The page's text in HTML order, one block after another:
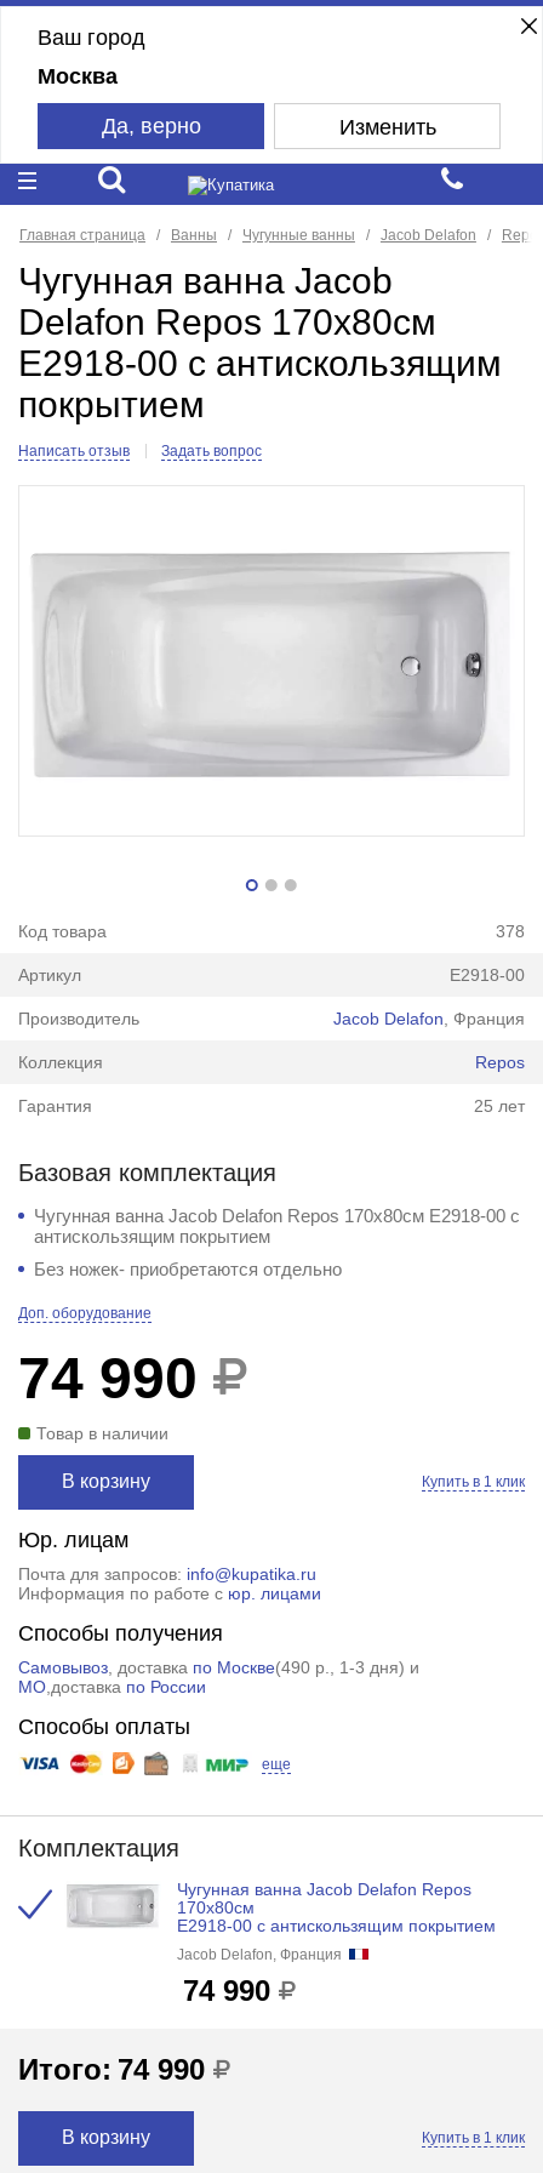
Ваш город
Москва
Да, верно Изменить
Главная страница Ванны Чугунные ванны Jacob Delafon
Чугунная ванна Jacob
Delafon Repos 170x80см
E2918-00 с антискользящим
покрытием
Написать отзыв Задать вопрос
Код товара 378
Артикул E2918-00
Производитель Jacob Delafon , Франция
Коллекция Repos
Гарантия 25 лет
Базовая комплектация
Чугунная ванна Jacob Delafon Repos 170x80см E2918-00 с
антискользящим покрытием
Без ножек- приобретаются отдельно
Доп. оборудование
74 990
Товар в наличии
В корзину Купить в 1 клик
Юр. лицам
Почта для запросов: info@kupatika.ru
Информация по работе с юр. лицами
Способы получения
Самовывоз, доставка по Москве(490 р.
, 1-3 дня) и
МО,доставка по России
Способы оплаты
еще
Комплектация
Чугунная ванна Jacob Delafon Repos
170x80см
E2918-00 с антискользящим покрытием
Jacob Delafon, Франция
74 990
Итого: 74 990
В корзину Купить в 1 клик